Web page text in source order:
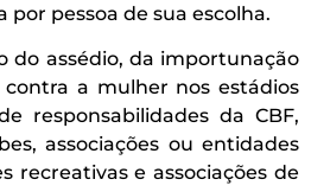
por pessoa de sua escolha.
do assédio, da importunação
a mulher nos estádios
responsabilidades da CBF,
associações ou entidades
recreativas e associações de